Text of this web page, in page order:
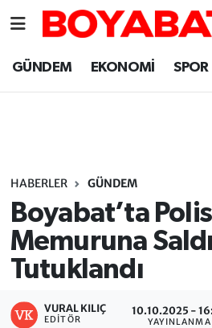
GÜNDEM EKONOMİ SPOR
HABERLER GÜNDEM
Boyabat’ta Polis
Memuruna
Tutuklandı
VURAL KILIÇ
EDITÖR
10.10.2025 -
YAYINLANMA
Sinop Nöbetçi Eczaneler
Sinop Trafik Yoğunluk
Süper Lig Puan Durumu
Tüm Manşetler
Son Dakika Haberleri